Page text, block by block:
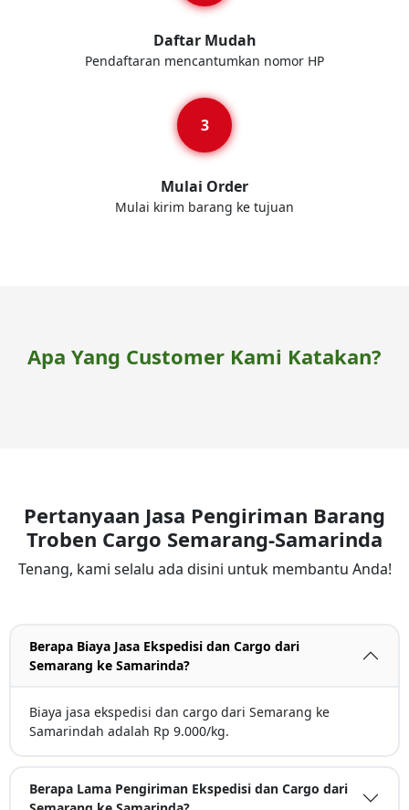
Daftar Mudah
Pendaftaran mencantumkan nomor HP
Mulai Order
Mulai kirim barang ke tujuan
Apa Yang Customer Kami Katakan?
Pertanyaan Jasa Pengiriman Barang
Troben Cargo Semarang-Samarinda
Tenang, kami selalu ada disini untuk membantu Anda!
Berapa Biaya Jasa Ekspedisi dan Cargo dari
Semarang ke Samarinda?
Biaya jasa ekspedisi dan cargo dari Semarang ke
Samarindah adalah Rp 9.000/kg.
Berapa Lama Pengiriman Ekspedisi dan Cargo dari